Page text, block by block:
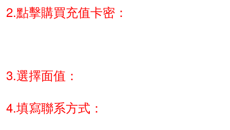
2.點擊購買充值卡密：
3.選擇面值：
4.填寫聯系方式：